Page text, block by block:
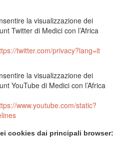
la visualizzazione dei
Twitter di Medici con l’Africa
twitter.com/privacy?lang=it
la visualizzazione dei
YouTube di Medici con l’Africa
www.youtube.com/static?
cookies dai principali browser: